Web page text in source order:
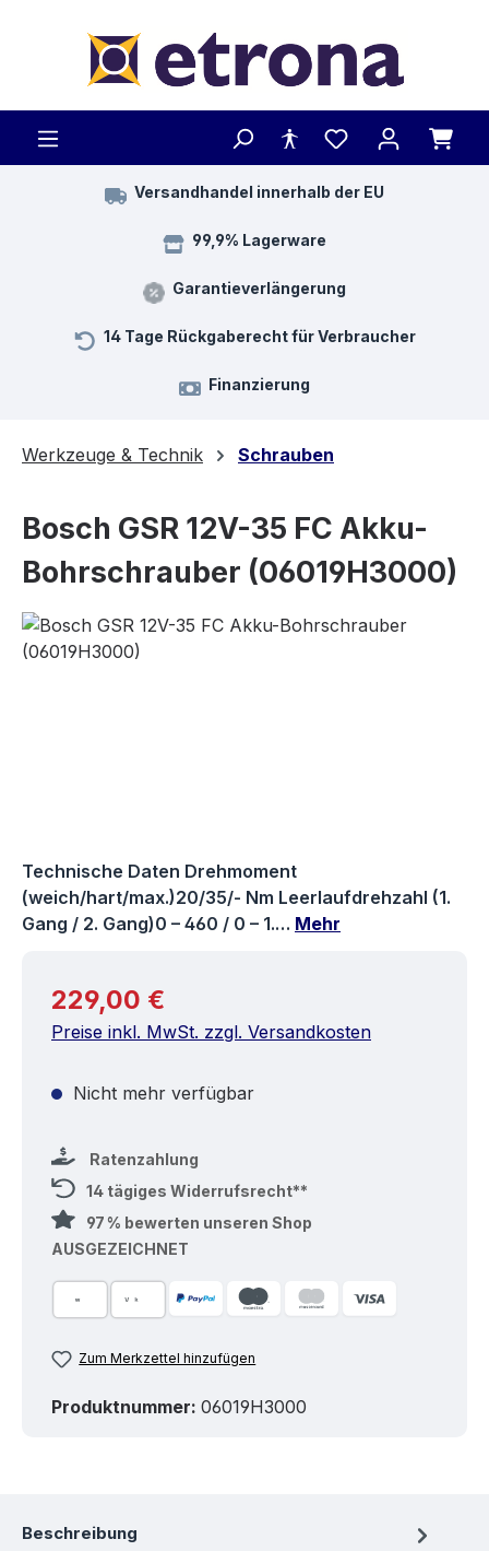
Versandhandel innerhalb der EU
99,9% Lagerware
Garantieverlängerung
14 Tage Rückgaberecht für Verbraucher
Finanzierung
Werkzeuge & Technik Schrauben
Bosch GSR 12V-35 FC Akku-
Bohrschrauber (06019H3000)
Bildergalerie überspringen
Technische Daten Drehmoment
(weich/hart/max.)20/35/- Nm Leerlaufdrehzahl (1.
Gang / 2. Gang)0 – 460 / 0 – 1.… Mehr
Regulärer Preis:
229,00 €
Preise inkl. MwSt. zzgl. Versandkosten
Nicht mehr verfügbar
Ratenzahlung
14 tägiges Widerrufsrecht**
97 % bewerten unseren Shop
AUSGEZEICHNET
Zum Merkzettel hinzufügen
Produktnummer: 06019H3000
Beschreibung